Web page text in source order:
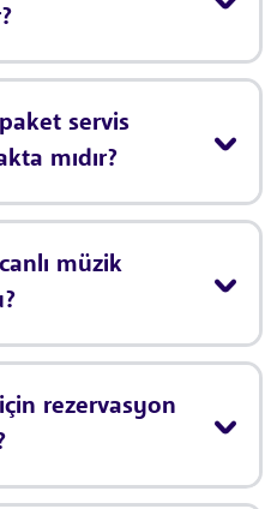
servis
mıdır?
müzik
rezervasyon